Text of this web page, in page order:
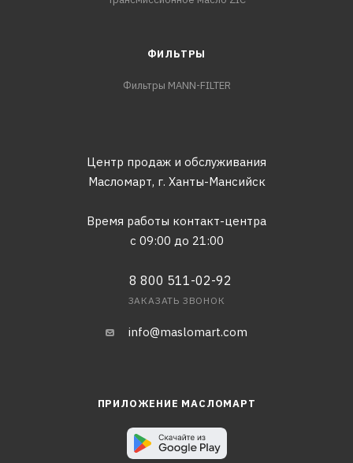
ФИЛЬТРЫ
Фильтры MANN-FILTER
Центр продаж и обслуживания
Масломарт, г. Ханты-Мансийск
Время работы контакт-центра
с 09:00 до 21:00
8 800 511-02-92
ЗАКАЗАТЬ ЗВОНОК
info@maslomart.com
ПРИЛОЖЕНИЕ МАСЛОМАРТ